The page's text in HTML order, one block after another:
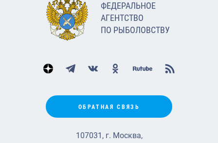
ФЕДЕРАЛЬНОЕ
АГЕНТСТВО
ПО РЫБОЛОВСТВУ
ОБРАТНАЯ СВЯЗЬ
107031, г. Москва,